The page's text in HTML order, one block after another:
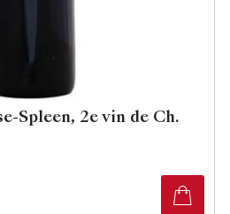
Spleen, 2e vin de Ch.